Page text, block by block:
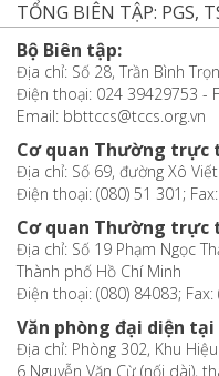
TỔNG BIÊN TẬP: PGS,
Bộ Biên tập:
Địa chỉ: Số 28, Trần Bình
Điện thoại: 024 39429753 -
Email: bbttccs@tccs.org.vn
Cơ quan Thường trực
Địa chỉ: Số 69, đường Xô
Điện thoại: (080) 51 301;
Cơ quan Thường trực
Địa chỉ: Số 19 Phạm Ngọc
Thành phố Hồ Chí Minh
Điện thoại: (080) 84083; Fax:
Văn phòng đại diện
Địa chỉ: Phòng 302, Khu
6 Nguyễn Văn Cừ (nối dài),